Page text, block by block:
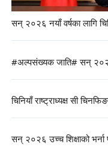
सन् २०२६ नयाँ वर्षका लागि
#अल्पसंख्यक जाति# सन् २०२६
चिनियाँ राष्ट्राध्यक्ष सी
सन् २०२६ उच्च शिक्षाको भर्ना